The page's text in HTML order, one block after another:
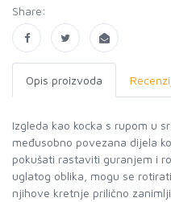
Share:
Opis proizvoda
Izgleda kao kocka s rupom u
međusobno povezana dijela
pokušati rastaviti guranjem i
uglatog oblika, mogu se
njihove kretnje prilično